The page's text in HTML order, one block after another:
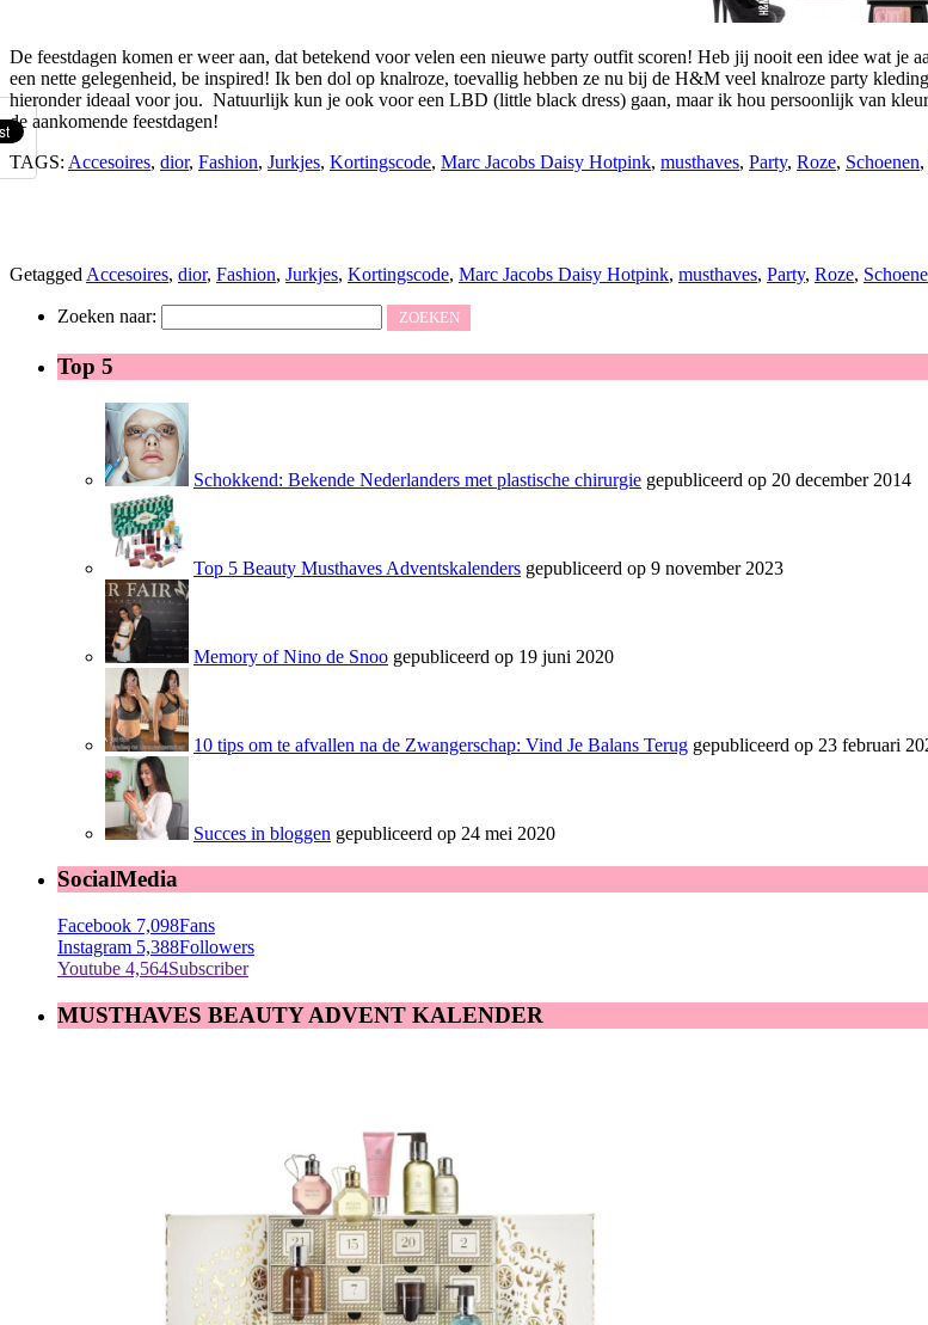
De feestdagen komen er weer aan, dat betekend voor velen een nieuwe party outfit scoren! Heb jij nooit een idee wat je
een nette gelegenheid, be inspired! Ik ben dol op knalroze, toevallig hebben ze nu bij de H&M veel knalroze party
hieronder ideaal voor jou. Natuurlijk kun je ook voor een LBD (little black dress) gaan, maar ik hou persoonlijk van
de aankomende feestdagen!
TAGS: Accesoires, dior, Fashion, Jurkjes, Kortingscode, Marc Jacobs Daisy Hotpink, musthaves, Party, Roze, Schoenen,
Getagged Accesoires, dior, Fashion, Jurkjes, Kortingscode, Marc Jacobs Daisy Hotpink, musthaves, Party, Roze,
Zoeken naar:
Top 5
Schokkend: Bekende Nederlanders met plastische chirurgie gepubliceerd op 20 december 2014
Top 5 Beauty Musthaves Adventskalenders gepubliceerd op 9 november 2023
Memory of Nino de Snoo gepubliceerd op 19 juni 2020
10 tips om te afvallen na de Zwangerschap: Vind Je Balans Terug gepubliceerd op 23 februari
Succes in bloggen gepubliceerd op 24 mei 2020
SocialMedia
Facebook 7,098Fans
Instagram 5,388Followers
Youtube 4,564Subscriber
MUSTHAVES BEAUTY ADVENT KALENDER